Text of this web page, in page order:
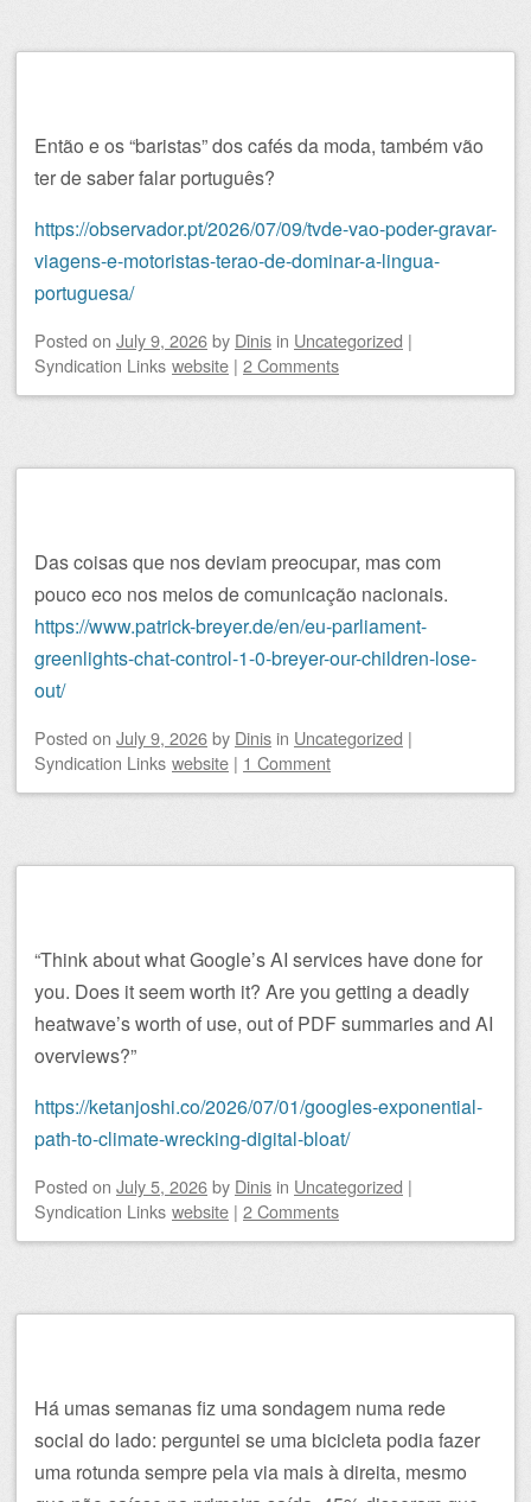
Então e os “baristas” dos cafés da moda, também vão
ter de saber falar português?
https://observador.pt/2026/07/09/tvde-vao-poder-gravar-
viagens-e-motoristas-terao-de-dominar-a-lingua-
portuguesa/
Posted on July 9, 2026by Dinis in Uncategorized |
Syndication Links website | 2 Comments
Das coisas que nos deviam preocupar, mas com
pouco eco nos meios de comunicação nacionais.
https://www.patrick-breyer.de/en/eu-parliament-
greenlights-chat-control-1-0-breyer-our-children-lose-
out/
Posted on July 9, 2026by Dinis in Uncategorized |
Syndication Links website | 1 Comment
“Think about what Google’s AI services have done for
you. Does it seem worth it? Are you getting a deadly
heatwave’s worth of use, out of PDF summaries and AI
overviews?”
https://ketanjoshi.co/2026/07/01/googles-exponential-
path-to-climate-wrecking-digital-bloat/
Posted on July 5, 2026by Dinis in Uncategorized |
Syndication Links website | 2 Comments
Há umas semanas fiz uma sondagem numa rede
social do lado: perguntei se uma bicicleta podia fazer
uma rotunda sempre pela via mais à direita, mesmo